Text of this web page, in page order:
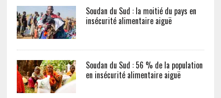
Soudan du Sud : la moitié du pays en
insécurité alimentaire aiguë
Soudan du Sud : 56 % de la population
en insécurité alimentaire aiguë